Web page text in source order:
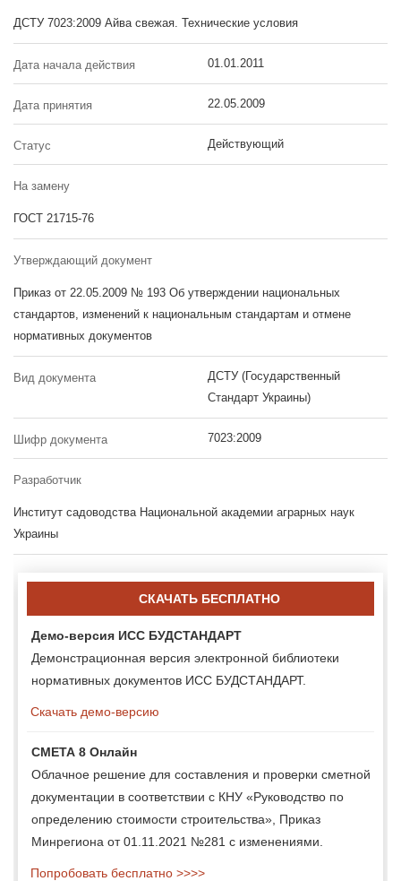
ДСТУ 7023:2009 Айва свежая. Технические условия
Дата начала действия 01.01.2011
Дата принятия 22.05.2009
Статус Действующий
На замену
ГОСТ 21715-76
Утверждающий документ
Приказ от 22.05.2009 № 193 Об утверждении национальных
стандартов, изменений к национальным стандартам и отмене
нормативных документов
Вид документа
ДСТУ (Государственный
Стандарт Украины)
Шифр документа 7023:2009
Разработчик
Институт садоводства Национальной академии аграрных наук
Украины
СКАЧАТЬ БЕСПЛАТНО
Демо-версия ИСС БУДСТАНДАРТ
Демонстрационная версия электронной библиотеки
нормативных документов ИСС БУДСТАНДАРТ.
Скачать демо-версию
СМЕТА 8 Онлайн
Облачное решение для составления и проверки сметной
документации в соответствии с КНУ «Руководство по
определению стоимости строительства», Приказ
Минрегиона от 01.11.2021 №281 с изменениями.
Попробовать бесплатно >>>>